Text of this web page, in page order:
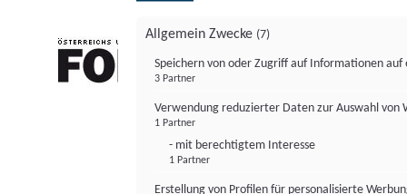
Allgemein Zwecke (7)
Speichern von oder Zugriff auf Informationen auf
3 Partner
Verwendung reduzierter Daten zur Auswahl von
1 Partner
- mit berechtigtem Interesse
1 Partner
Erstellung von Profilen für personalisierte
FONDS professionell